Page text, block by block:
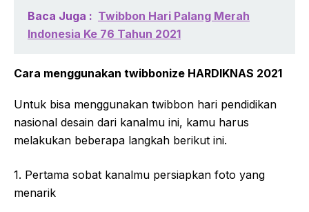
Baca Juga : Twibbon Hari Palang Merah
Indonesia Ke 76 Tahun 2021
Cara menggunakan twibbonize HARDIKNAS 2021
Untuk bisa menggunakan twibbon hari pendidikan
nasional desain dari kanalmu ini, kamu harus
melakukan beberapa langkah berikut ini.
1. Pertama sobat kanalmu persiapkan foto yang
menarik